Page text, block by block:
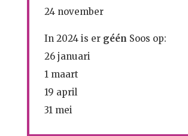
24 november
In 2024 is er géén Soos op:
26 januari
1 maart
19 april
31 mei